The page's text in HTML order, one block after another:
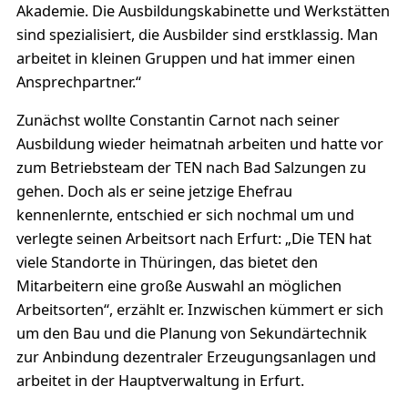
Akademie. Die Ausbildungskabinette und Werkstätten
sind spezialisiert, die Ausbilder sind erstklassig. Man
arbeitet in kleinen Gruppen und hat immer einen
Ansprechpartner.“
Zunächst wollte Constantin Carnot nach seiner
Ausbildung wieder heimatnah arbeiten und hatte vor
zum Betriebsteam der TEN nach Bad Salzungen zu
gehen. Doch als er seine jetzige Ehefrau
kennenlernte, entschied er sich nochmal um und
verlegte seinen Arbeitsort nach Erfurt: „Die TEN hat
viele Standorte in Thüringen, das bietet den
Mitarbeitern eine große Auswahl an möglichen
Arbeitsorten“, erzählt er. Inzwischen kümmert er sich
um den Bau und die Planung von Sekundärtechnik
zur Anbindung dezentraler Erzeugungsanlagen und
arbeitet in der Hauptverwaltung in Erfurt.